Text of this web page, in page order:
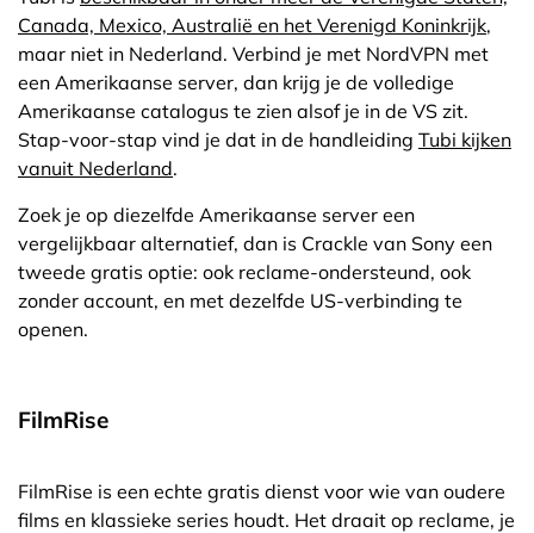
Canada, Mexico, Australië en het Verenigd Koninkrijk,
maar niet in Nederland. Verbind je met NordVPN met
een Amerikaanse server, dan krijg je de volledige
Amerikaanse catalogus te zien alsof je in de VS zit.
Stap-voor-stap vind je dat in de handleiding Tubi kijken
vanuit Nederland.
Zoek je op diezelfde Amerikaanse server een
vergelijkbaar alternatief, dan is Crackle van Sony een
tweede gratis optie: ook reclame-ondersteund, ook
zonder account, en met dezelfde US-verbinding te
openen.
FilmRise
FilmRise is een echte gratis dienst voor wie van oudere
films en klassieke series houdt. Het draait op reclame, je